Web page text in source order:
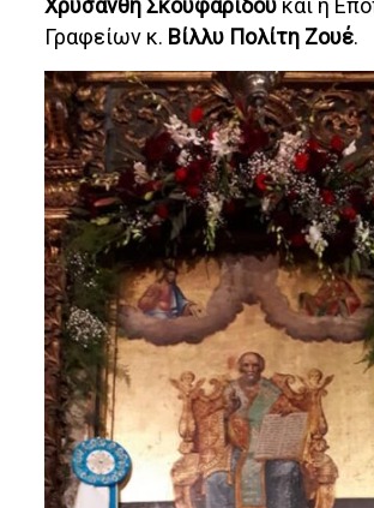
Χρυσάνθη Σκουφαρίδου και η
Γραφείων κ. Βίλλυ Πολίτη Ζουέ.